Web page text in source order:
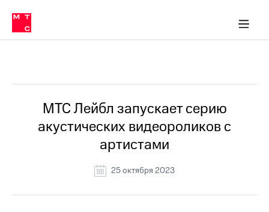
Медиа-центр
и акционерам
Устойчивое развитие
Комплаенс и деловая этика
компании
Карьера
История
компании
Руководство
информация
в МТС
Пресс-
релизы
о технологиях
МТС Лейбл запускает серию
акустических видеороликов с
артистами
25 октября 2023